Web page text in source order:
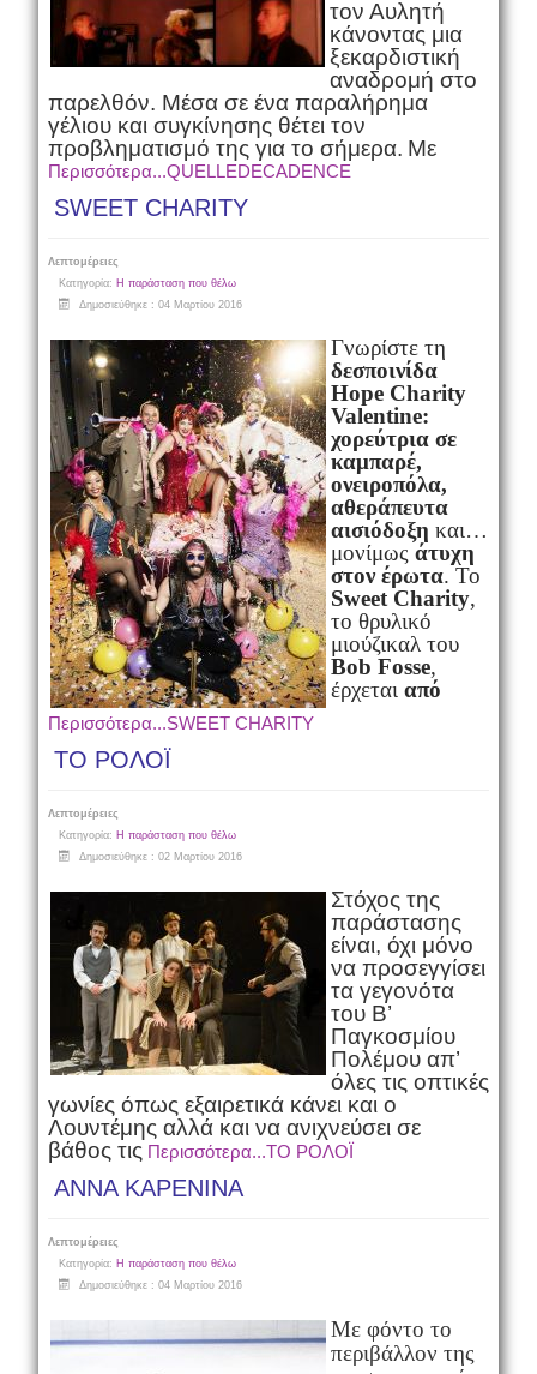
τον Αυλητή
κάνοντας μια
ξεκαρδιστική
αναδρομή στο
παρελθόν. Μέσα σε ένα παραλήρημα
γέλιου και συγκίνησης θέτει τον
προβληματισμό της για το σήμερα. Με
Περισσότερα...QUELLEDECADENCE
SWEET CHARITY
Λεπτομέρειες
Κατηγορία: Η παράσταση που θέλω
Δημοσιεύθηκε : 04 Μαρτίου 2016
Γνωρίστε τη
δεσποινίδα
Hope Charity
Valentine:
χορεύτρια σε
καμπαρέ,
ονειροπόλα,
αθεράπευτα
αισιόδοξη και…
μονίμως άτυχη
στον έρωτα. Το
Sweet Charity,
το θρυλικό
μιούζικαλ του
Bob Fosse,
έρχεται από
Περισσότερα...SWEET CHARITY
ΤΟ ΡΟΛΟΪ
Λεπτομέρειες
Κατηγορία: Η παράσταση που θέλω
Δημοσιεύθηκε : 02 Μαρτίου 2016
Στόχος της
παράστασης
είναι, όχι μόνο
να προσεγγίσει
τα γεγονότα
του Β’
Παγκοσμίου
Πολέμου απ’
όλες τις οπτικές
γωνίες όπως εξαιρετικά κάνει και ο
Λουντέμης αλλά και να ανιχνεύσει σε
βάθος τις Περισσότερα...ΤΟ ΡΟΛΟΪ
ΑΝΝΑ ΚΑΡΕΝΙΝΑ
Λεπτομέρειες
Κατηγορία: Η παράσταση που θέλω
Δημοσιεύθηκε : 04 Μαρτίου 2016
Με φόντο το
περιβάλλον της